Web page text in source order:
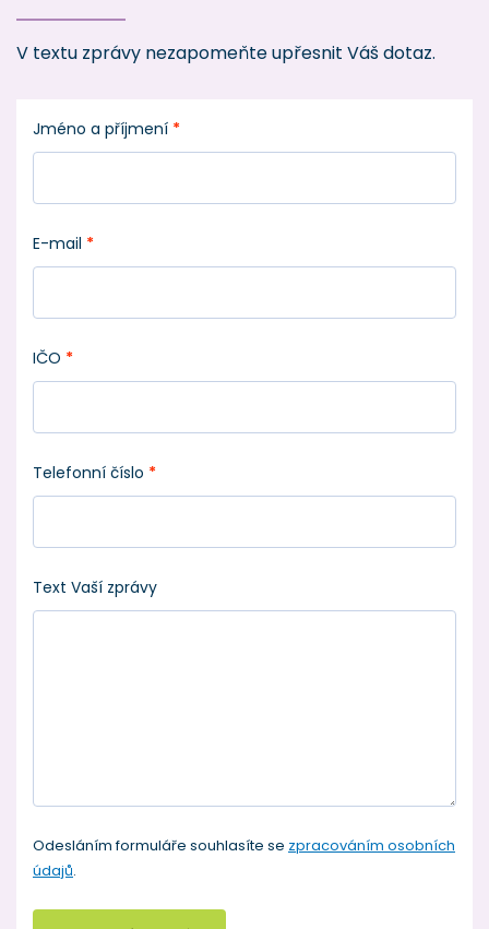
V textu zprávy nezapomeňte upřesnit Váš dotaz.
Jméno a příjmení *
E-mail *
IČO *
Telefonní číslo *
Text Vaší zprávy
Odesláním formuláře souhlasíte se zpracováním osobních
údajů.